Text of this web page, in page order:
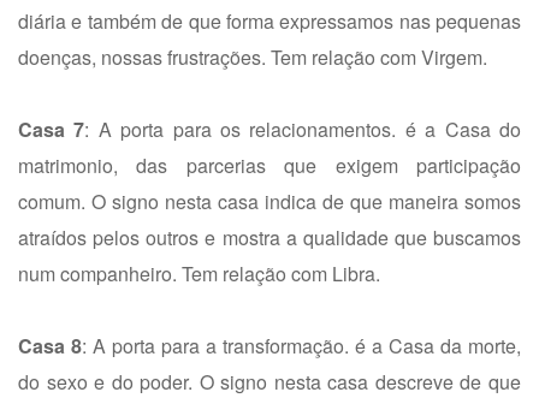
diária e também de que forma expressamos nas pequenas
doenças, nossas frustrações. Tem relação com Virgem.
Casa 7: A porta para os relacionamentos. é a Casa do
matrimonio, das parcerias que exigem participação
comum. O signo nesta casa indica de que maneira somos
atraídos pelos outros e mostra a qualidade que buscamos
num companheiro. Tem relação com Libra.
Casa 8: A porta para a transformação. é a Casa da morte,
do sexo e do poder. O signo nesta casa descreve de que